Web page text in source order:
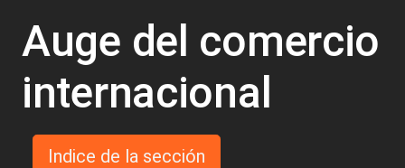
Auge del comercio
internacional
Indice de la sección